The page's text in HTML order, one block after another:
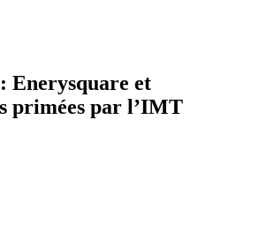
Enerysquare et
primées par l’IMT